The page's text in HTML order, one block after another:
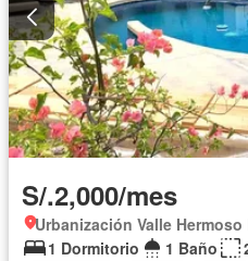
S/.2,000/mes
Urbanización Valle
1 Dormitorio
1 Baño